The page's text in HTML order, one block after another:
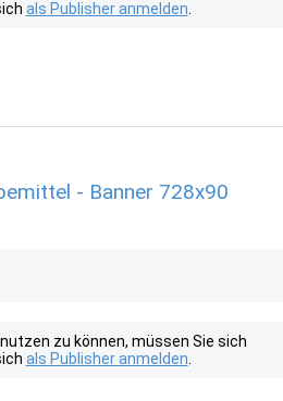
als Publisher anmelden
- Banner 728x90
zu können, müssen Sie sich
als Publisher anmelden